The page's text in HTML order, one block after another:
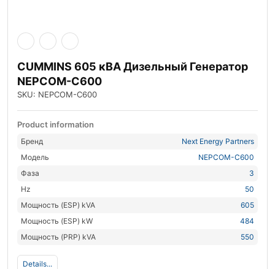
CUMMINS 605 кВА Дизельный Генератор
NEPCOM-C600
SKU: NEPCOM-C600
Product information
Бренд
Next Energy Partners
Модель
NEPCOM-C600
Фаза
3
Hz
50
Мощность (ESP) kVA
605
Мощность (ESP) kW
484
Мощность (PRP) kVA
550
Details...